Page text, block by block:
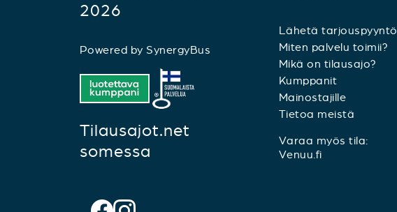
2026
Powered by SynergyBus
Tilausajot.net
somessa
Lähetä tarjouspyyntö
Miten palvelu toimii?
Mikä on tilausajo?
Kumppanit
Mainostajille
Tietoa meistä
Varaa myös tila:
Venuu.fi